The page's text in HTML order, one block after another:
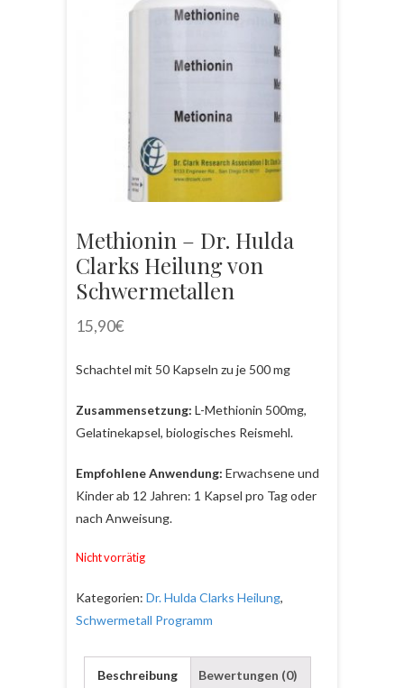
Methionin – Dr. Hulda
Clarks Heilung von
Schwermetallen
15,90€
Schachtel mit 50 Kapseln zu je 500 mg
Zusammensetzung: L-Methionin 500mg,
Gelatinekapsel, biologisches Reismehl.
Empfohlene Anwendung: Erwachsene und
Kinder ab 12 Jahren: 1 Kapsel pro Tag oder
nach Anweisung.
Nicht vorrätig
Kategorien: Dr. Hulda Clarks Heilung,
Schwermetall Programm
Beschreibung Bewertungen (0)